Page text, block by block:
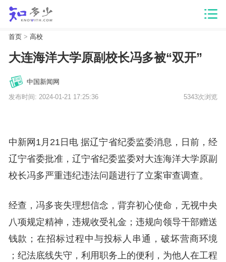
首页> 高校
大连海洋大学原副校长冯多被“双开”
中国新闻网
发布时间: 2024-01-21 17:25:36 5343次浏览
中新网1月21日电 据辽宁省纪委监委消息，日前，经
辽宁省委批准，辽宁省纪委监委对大连海洋大学原副
校长冯多严重违纪违法问题进行了立案审查调查。
经查，冯多丧失理想信念，背弃初心使命，无视中央
八项规定精神，违规收受礼金；违规向领导干部赠送
钱款；在招标过程中与投标人串通，破坏营商环境
；纪法底线失守，利用职务上的便利，为他人在工程